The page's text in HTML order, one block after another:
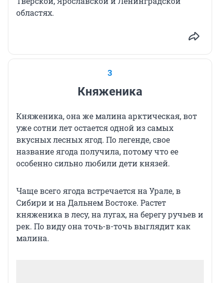
областях.
3
Княженика
Княженика, она же малина арктическая, вот
уже сотни лет остается одной из самых
вкусных лесных ягод. По легенде, свое
название ягода получила, потому что ее
особенно сильно любили дети князей.
Чаще всего ягода встречается на Урале, в
Сибири и на Дальнем Востоке. Растет
княженика в лесу, на лугах, на берегу ручьев и
рек. По виду она точь-в-точь выглядит как
малина.